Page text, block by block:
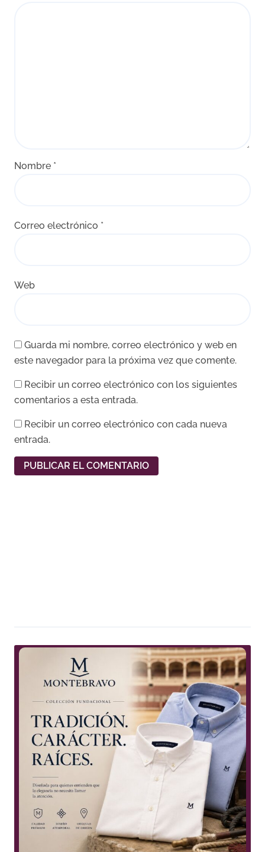
Nombre *
Correo electrónico *
Web
Guarda mi nombre, correo electrónico y web en
este navegador para la próxima vez que comente.
Recibir un correo electrónico con los siguientes
comentarios a esta entrada.
Recibir un correo electrónico con cada nueva
entrada.